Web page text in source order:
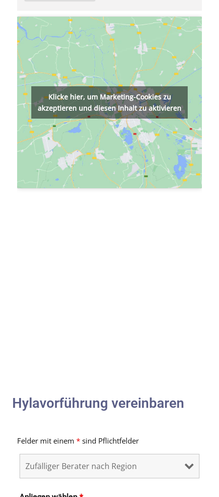
Klicke hier, um Marketing-Cookies zu
akzeptieren und diesen Inhalt zu aktivieren
Hylavorführung vereinbaren
Felder mit einem * sind Pflichtfelder